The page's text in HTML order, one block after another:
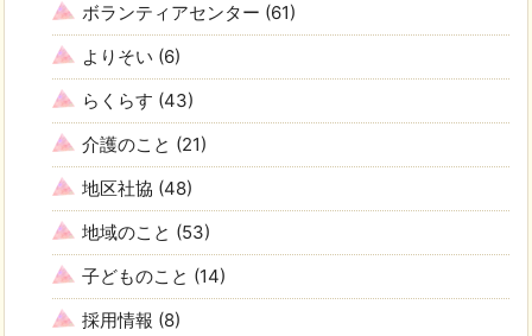
ボランティアセンター (61)
よりそい (6)
らくらす (43)
介護のこと (21)
地区社協 (48)
地域のこと (53)
子どものこと (14)
採用情報 (8)